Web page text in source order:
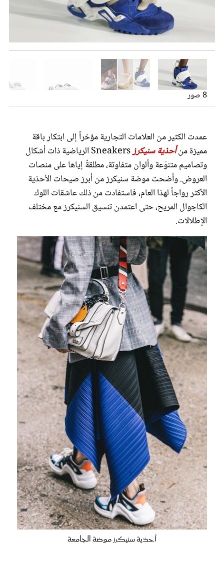
حذاء سنيكرز دولتشي اند غابانا لإطلالة الجامعة
حذاء سنيكرز إميليو بوتشي لإطلالة الجامعة
أحذية سنيكرز آخر موضة لبنات الجامعة
حذاء سنيكرز غولدن جوس لإطلالة الجامعة
حذاء سنيكرز بالنسياغا لإطلالة الجامعة
حذاء سنيكرز غوتشي لإطلالة الجامعة
8 صور
عمدت الكثير من العلامات التجارية مؤخراً إلى ابتكار باقة
مميزة منأحذية سنيكرز
Sneakers الرياضية ذات أشكال
وتصاميم متنوّعة وألوان متفاوتة، مطلقةً إياها على منصات
العروض. وأضحت موضة سنيكرز من أبرز صيحات الأحذية
الأكثر رواجاً لهذا العام، فاستفادت من ذلك عاشقات اللوك
الكاجوال المريح، حتى اعتمدن تنسيق السنيكرز مع مختلف
الإطلالات.
أحذية سنيكرز موضة الجامعة
مجلة سيدتي
غلاف رفمي